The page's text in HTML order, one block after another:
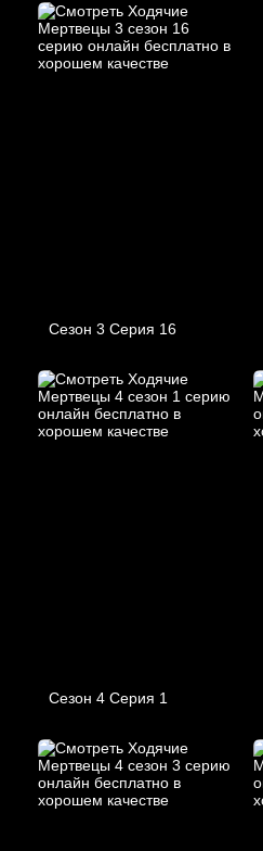
Сезон 3 Серия 16
Сезон 4 Серия 1